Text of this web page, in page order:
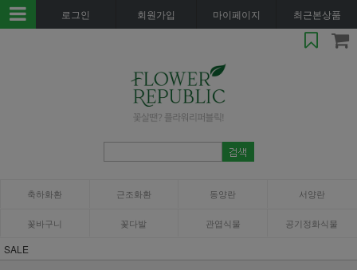
로그인 회원가입 마이페이지 최근본상품
축하화환 근조화환 동양란 서양란
꽃바구니 꽃다발 관엽식물 공기정화식물
SALE